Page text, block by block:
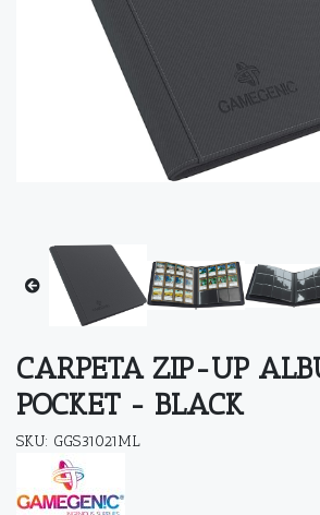
CARPETA ZIP-UP
POCKET - BLACK
SKU: GGS31021ML